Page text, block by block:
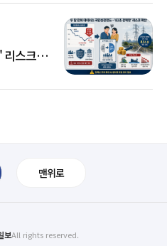
스크
맨위로
보All rights reserved.